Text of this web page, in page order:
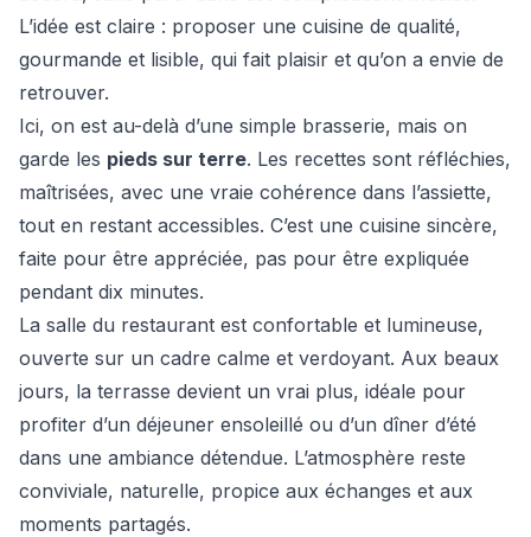
L’idée est claire : proposer une cuisine de qualité,
gourmande et lisible, qui fait plaisir et qu’on a envie de
retrouver.
Ici, on est au-delà d’une simple brasserie, mais on
garde les pieds sur terre. Les recettes sont réfléchies,
maîtrisées, avec une vraie cohérence dans l’assiette,
tout en restant accessibles. C’est une cuisine sincère,
faite pour être appréciée, pas pour être expliquée
pendant dix minutes.
La salle du restaurant est confortable et lumineuse,
ouverte sur un cadre calme et verdoyant. Aux beaux
jours, la terrasse devient un vrai plus, idéale pour
profiter d’un déjeuner ensoleillé ou d’un dîner d’été
dans une ambiance détendue. L’atmosphère reste
conviviale, naturelle, propice aux échanges et aux
moments partagés.